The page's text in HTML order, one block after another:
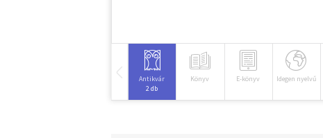
Antikvár
2 db
Könyv E-könyv Idegen nyelvű